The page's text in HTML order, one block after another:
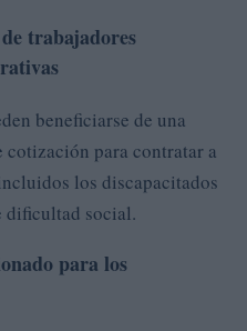
trabajadores
beneficiarse de una
cotización para contratar a
los discapacitados
dificultad social.
para los